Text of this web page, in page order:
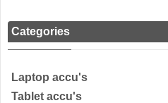
Categories
Laptop accu's
Tablet accu's